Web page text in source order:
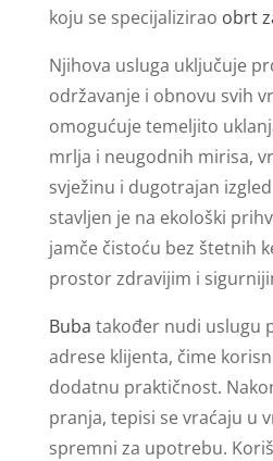
koju se specijalizirao obrt
Njihova usluga uključuje
održavanje i obnovu svih
omogućuje temeljito
mrlja i neugodnih mirisa,
svježinu i dugotrajan
stavljen je na ekološki
jamče čistoću bez štetnih
prostor zdravijim i
Buba također nudi uslugu
adrese klijenta, čime
dodatnu praktičnost.
pranja, tepisi se vraćaju u
spremni za upotrebu.